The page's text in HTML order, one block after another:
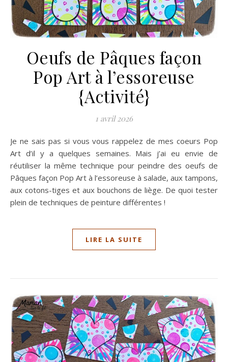
Oeufs de Pâques façon
Pop Art à l’essoreuse
{Activité}
1 avril 2026
Je ne sais pas si vous vous rappelez de mes coeurs Pop
Art d’il y a quelques semaines. Mais j’ai eu envie de
réutiliser la même technique pour peindre des oeufs de
Pâques façon Pop Art à l’essoreuse à salade, aux tampons,
aux cotons-tiges et aux bouchons de liège. De quoi tester
plein de techniques de peinture différentes !
LIRE LA SUITE